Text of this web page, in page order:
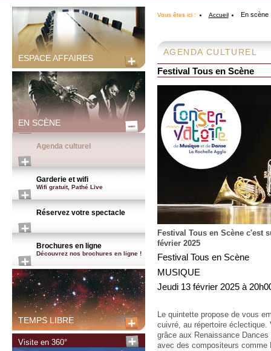
ESPACE AFFAIRES
EN SCÈNE
Agenda culturel
Garderie et wifi
Wifi gratuit, Pathé Live
Réservez votre spectacle
Brochures en ligne
Découvrez nos brochures en ligne !
TEMPS LIBRE
Visite en 360°
Vous êtes ici : Accueil En scène
AGENDA CULTUREL
Festival Tous en Scène
Festival Tous en Scène c'est
février 2025
Festival Tous en Scène
MUSIQUE
Jeudi 13 février 2025 à
Le quintette propose de vous
cuivré, au répertoire
grâce aux Renaissance
avec des compositeurs comme